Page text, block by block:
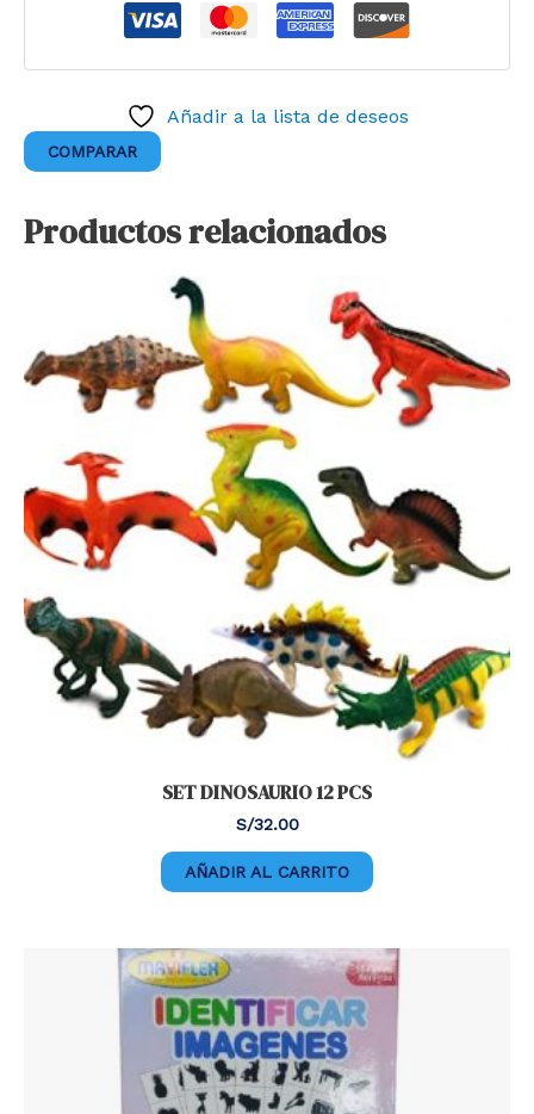
Añadir a la lista de deseos
COMPARAR
Productos relacionados
SET DINOSAURIO 12 PCS
S/32.00
AÑADIR AL CARRITO